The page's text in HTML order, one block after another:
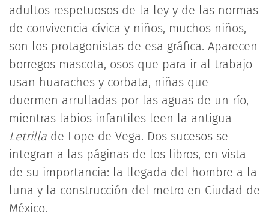
adultos respetuosos de la ley y de las normas
de convivencia cívica y niños, muchos niños,
son los protagonistas de esa gráfica. Aparecen
borregos mascota, osos que para ir al trabajo
usan huaraches y corbata, niñas que
duermen arrulladas por las aguas de un río,
mientras labios infantiles leen la antigua
Letrilla de Lope de Vega. Dos sucesos se
integran a las páginas de los libros, en vista
de su importancia: la llegada del hombre a la
luna y la construcción del metro en Ciudad de
México.